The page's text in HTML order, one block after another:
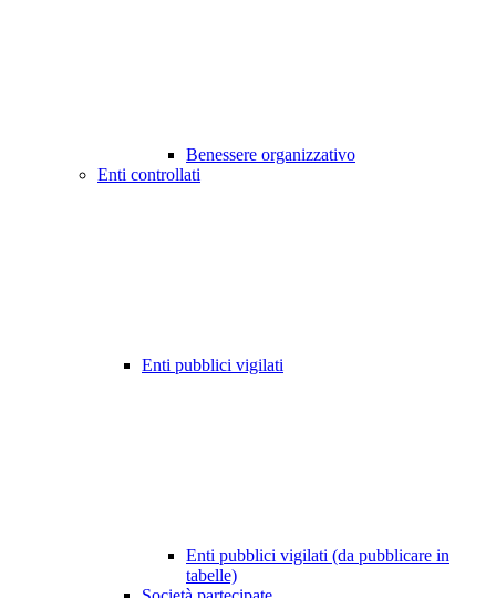
Benessere organizzativo
Enti controllati
Enti pubblici vigilati
Enti pubblici vigilati (da pubblicare in
tabelle)